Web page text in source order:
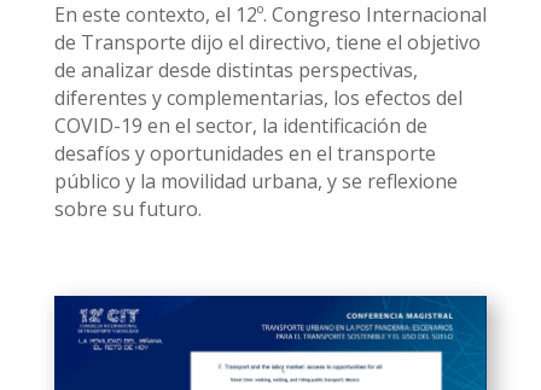
En este contexto, el 12º. Congreso Internacional
de Transporte dijo el directivo, tiene el objetivo
de analizar desde distintas perspectivas,
diferentes y complementarias, los efectos del
COVID-19 en el sector, la identificación de
desafíos y oportunidades en el transporte
público y la movilidad urbana, y se reflexione
sobre su futuro.